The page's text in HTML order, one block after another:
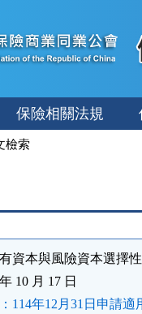
保險相關法規
檢索
資本與風險資本選擇
10 月 17 日
114年12月31日申請